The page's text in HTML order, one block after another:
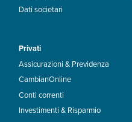
Dati societari
Privati
Assicurazioni & Previdenza
CambianOnline
Conti correnti
Investimenti & Risparmio